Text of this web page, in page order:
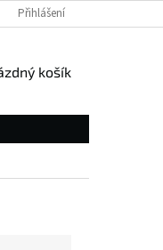
Přihlášení
košík